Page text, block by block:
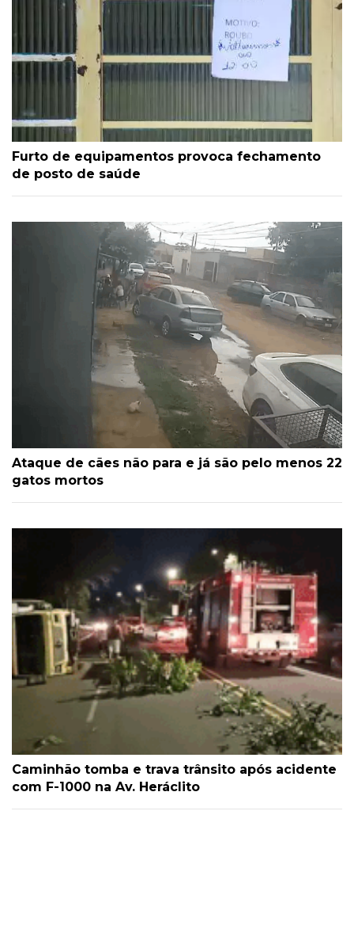
Furto de equipamentos provoca fechamento
de posto de saúde
Ataque de cães não para e já são pelo menos 22
gatos mortos
Caminhão tomba e trava trânsito após acidente
com F-1000 na Av. Heráclito